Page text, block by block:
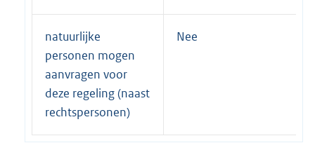
natuurlijke
personen mogen
aanvragen voor
deze regeling (naast
rechtspersonen)
Nee